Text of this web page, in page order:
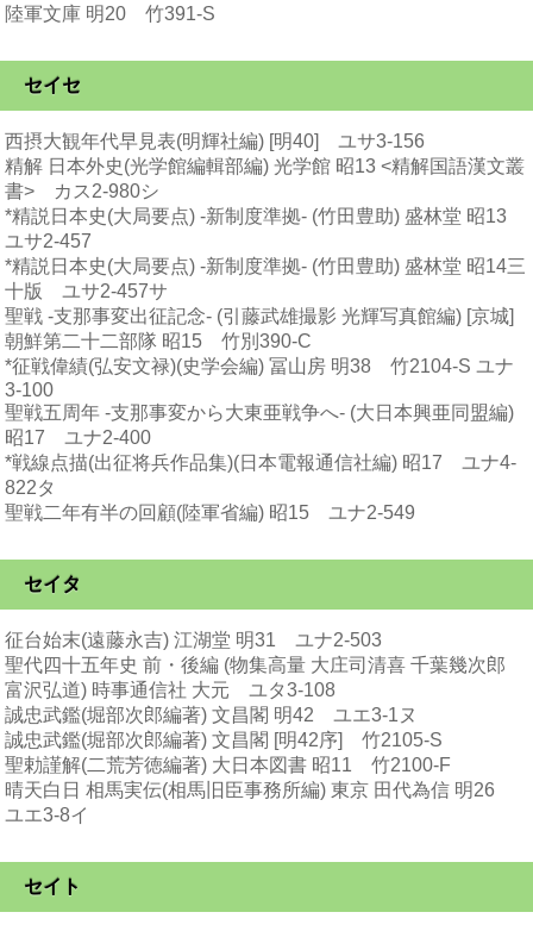
陸軍文庫 明20 竹391-S
セイセ
西摂大観年代早見表(明輝社編) [明40] ユサ3-156
精解 日本外史(光学館編輯部編) 光学館 昭13 <精解国語漢文叢
書> カス2-980シ
*精説日本史(大局要点) -新制度準拠- (竹田豊助) 盛林堂 昭13
ユサ2-457
*精説日本史(大局要点) -新制度準拠- (竹田豊助) 盛林堂 昭14三
十版 ユサ2-457サ
聖戦 -支那事変出征記念- (引藤武雄撮影 光輝写真館編) [京城]
朝鮮第二十二部隊 昭15 竹別390-C
*征戦偉績(弘安文禄)(史学会編) 冨山房 明38 竹2104-S ユナ
3-100
聖戦五周年 -支那事変から大東亜戦争へ- (大日本興亜同盟編)
昭17 ユナ2-400
*戦線点描(出征将兵作品集)(日本電報通信社編) 昭17 ユナ4-
822タ
聖戦二年有半の回顧(陸軍省編) 昭15 ユナ2-549
セイタ
征台始末(遠藤永吉) 江湖堂 明31 ユナ2-503
聖代四十五年史 前・後編 (物集高量 大庄司清喜 千葉幾次郎
富沢弘道) 時事通信社 大元 ユタ3-108
誠忠武鑑(堀部次郎編著) 文昌閣 明42 ユエ3-1ヌ
誠忠武鑑(堀部次郎編著) 文昌閣 [明42序] 竹2105-S
聖勅謹解(二荒芳徳編著) 大日本図書 昭11 竹2100-F
晴天白日 相馬実伝(相馬旧臣事務所編) 東京 田代為信 明26
ユエ3-8イ
セイト